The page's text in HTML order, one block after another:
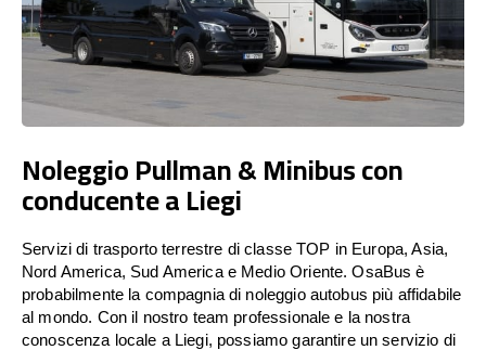
Noleggio Pullman & Minibus con
conducente a Liegi
Servizi di trasporto terrestre di classe TOP in Europa, Asia,
Nord America, Sud America e Medio Oriente. OsaBus è
probabilmente la compagnia di noleggio autobus più affidabile
al mondo. Con il nostro team professionale e la nostra
conoscenza locale a Liegi, possiamo garantire un servizio di